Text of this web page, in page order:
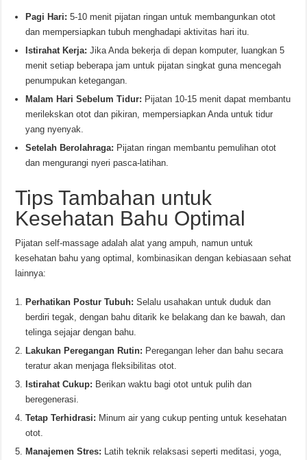
Pagi Hari: 5-10 menit pijatan ringan untuk membangunkan otot
dan mempersiapkan tubuh menghadapi aktivitas hari itu.
Istirahat Kerja: Jika Anda bekerja di depan komputer, luangkan 5
menit setiap beberapa jam untuk pijatan singkat guna mencegah
penumpukan ketegangan.
Malam Hari Sebelum Tidur: Pijatan 10-15 menit dapat membantu
merilekskan otot dan pikiran, mempersiapkan Anda untuk tidur
yang nyenyak.
Setelah Berolahraga: Pijatan ringan membantu pemulihan otot
dan mengurangi nyeri pasca-latihan.
Tips Tambahan untuk
Kesehatan Bahu Optimal
Pijatan self-massage adalah alat yang ampuh, namun untuk
kesehatan bahu yang optimal, kombinasikan dengan kebiasaan sehat
lainnya:
Perhatikan Postur Tubuh: Selalu usahakan untuk duduk dan
berdiri tegak, dengan bahu ditarik ke belakang dan ke bawah, dan
telinga sejajar dengan bahu.
Lakukan Peregangan Rutin: Peregangan leher dan bahu secara
teratur akan menjaga fleksibilitas otot.
Istirahat Cukup: Berikan waktu bagi otot untuk pulih dan
beregenerasi.
Tetap Terhidrasi: Minum air yang cukup penting untuk kesehatan
otot.
Manajemen Stres: Latih teknik relaksasi seperti meditasi, yoga,